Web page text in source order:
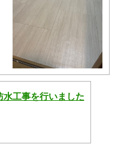
水工事を行いました